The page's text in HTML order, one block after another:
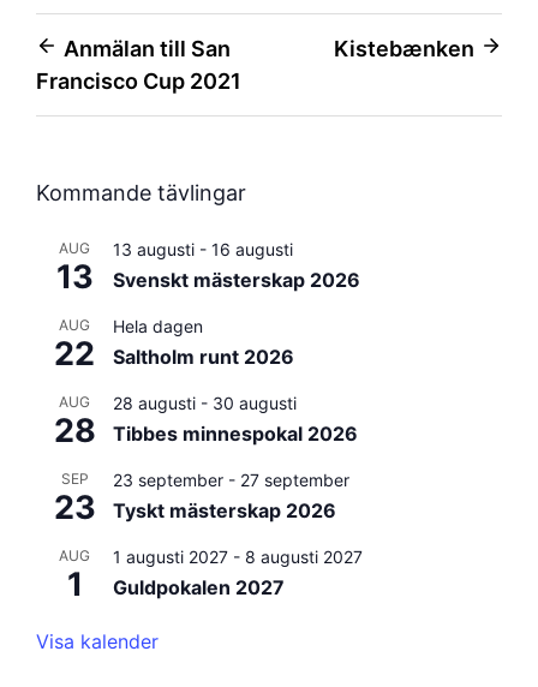
Inläggsnavigering
Anmälan till San
Francisco Cup 2021
Kistebænken
Kommande tävlingar
AUG
13
13 augusti - 16 augusti
Svenskt mästerskap 2026
AUG
22
Hela dagen
Saltholm runt 2026
AUG
28
28 augusti - 30 augusti
Tibbes minnespokal 2026
SEP
23
23 september - 27 september
Tyskt mästerskap 2026
AUG
1
1 augusti 2027 - 8 augusti 2027
Guldpokalen 2027
Visa kalender